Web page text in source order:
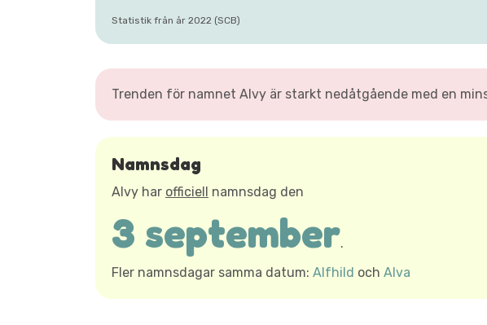
Statistik från år 2022 (SCB)
Trenden för namnet Alvy är starkt nedåtgående med en
Namnsdag
Alvy har officiell namnsdag den
3 september.
Fler namnsdagar samma datum: Alfhild och Alva